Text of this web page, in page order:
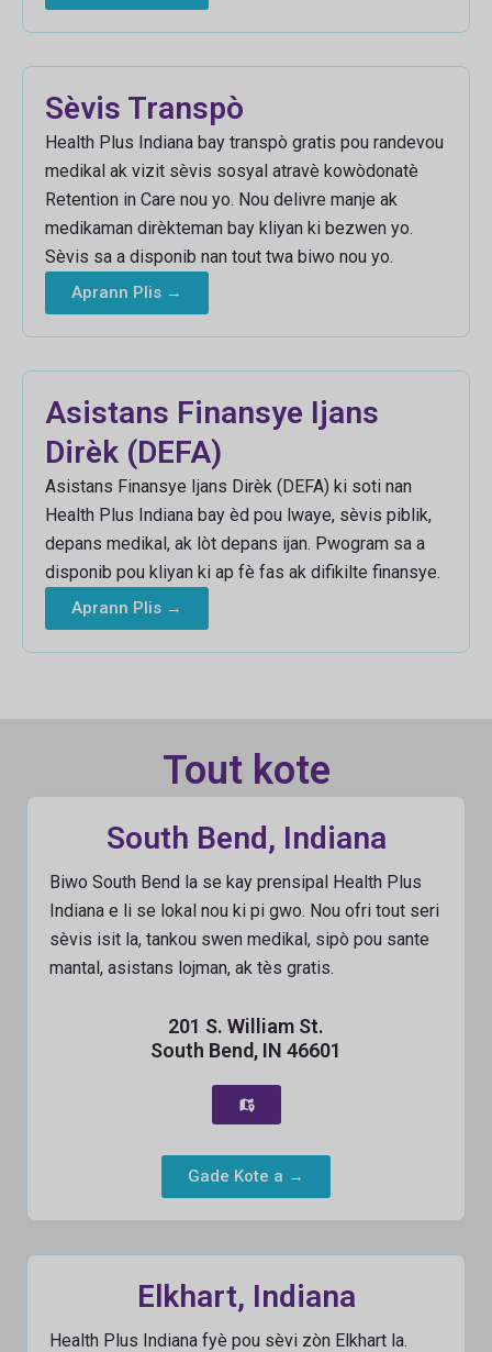
Sèvis Transpò
Health Plus Indiana bay transpò gratis pou randevou
medikal ak vizit sèvis sosyal atravè kowòdonatè
Retention in Care nou yo. Nou delivre manje ak
medikaman dirèkteman bay kliyan ki bezwen yo.
Sèvis sa a disponib nan tout twa biwo nou yo.
Aprann Plis →
Asistans Finansye Ijans
Dirèk (DEFA)
Asistans Finansye Ijans Dirèk (DEFA) ki soti nan
Health Plus Indiana bay èd pou lwaye, sèvis piblik,
depans medikal, ak lòt depans ijan. Pwogram sa a
disponib pou kliyan ki ap fè fas ak difikilte finansye.
Aprann Plis →
Tout kote
South Bend, Indiana
Biwo South Bend la se kay prensipal Health Plus
Indiana e li se lokal nou ki pi gwo. Nou ofri tout seri
sèvis isit la, tankou swen medikal, sipò pou sante
mantal, asistans lojman, ak tès gratis.
201 S. William St.
South Bend, IN 46601
Gade Kote a →
Elkhart, Indiana
Health Plus Indiana fyè pou sèvi zòn Elkhart la.